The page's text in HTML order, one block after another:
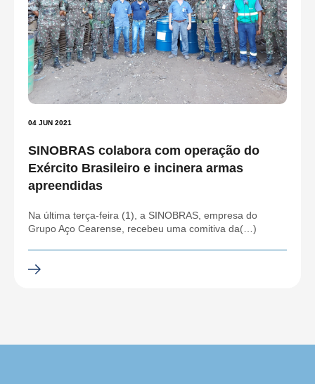
04 JUN 2021
SINOBRAS colabora com operação do
Exército Brasileiro e incinera armas
apreendidas
Na última terça-feira (1), a SINOBRAS, empresa do
Grupo Aço Cearense, recebeu uma comitiva da(…)